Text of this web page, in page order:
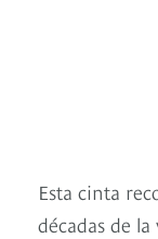
Esta cinta
décadas de